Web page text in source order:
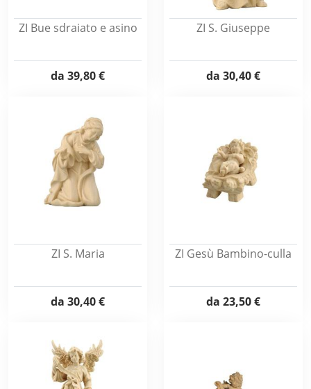
ZI Bue sdraiato e asino
da 39,80 €
ZI S. Giuseppe
da 30,40 €
ZI S. Maria
da 30,40 €
ZI Gesù Bambino-culla
da 23,50 €